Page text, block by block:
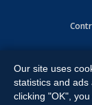
Expressway,
All Rights
Our site uses
statistics and
clicking "OK",